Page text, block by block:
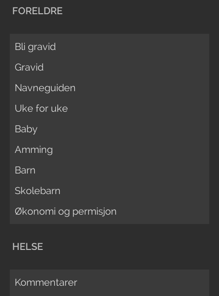
FORELDRE
Bli gravid
Gravid
Navneguiden
Uke for uke
Baby
Amming
Barn
Skolebarn
Økonomi og permisjon
HELSE
Kommentarer